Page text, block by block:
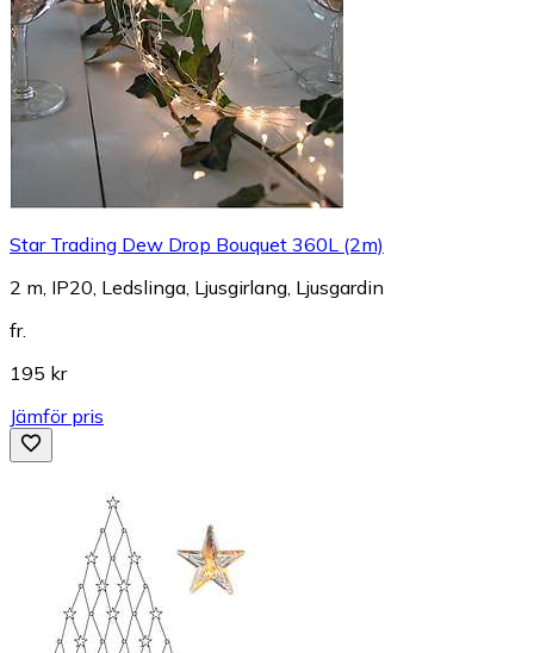
Star Trading Dew Drop Bouquet 360L (2m)
2 m, IP20, Ledslinga, Ljusgirlang, Ljusgardin
fr.
195 kr
Jämför pris